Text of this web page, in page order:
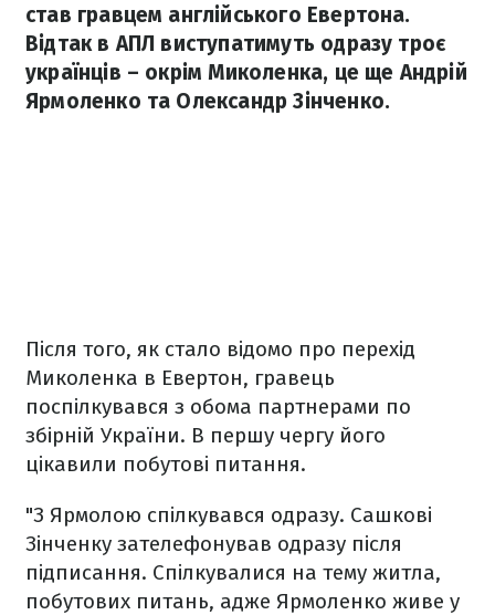
став гравцем англійського Евертона.
Відтак в АПЛ виступатимуть одразу троє
українців – окрім Миколенка, це ще Андрій
Ярмоленко та Олександр Зінченко.
Після того, як стало відомо про перехід
Миколенка в Евертон, гравець
поспілкувався з обома партнерами по
збірній України. В першу чергу його
цікавили побутові питання.
"З Ярмолою спілкувався одразу. Сашкові
Зінченку зателефонував одразу після
підписання. Спілкувалися на тему житла,
побутових питань, адже Ярмоленко живе у